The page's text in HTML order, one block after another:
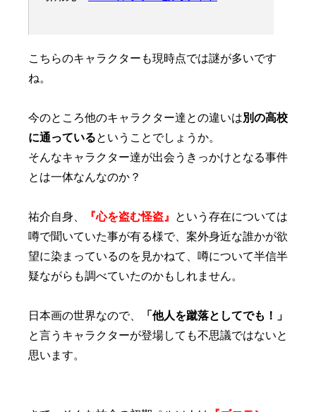
こちらのキャラクターも現時点では謎が多いです
ね。
今のところ他のキャラクター達との違いは別の高校
に通っているということでしょうか。
そんなキャラクター達が出会うきっかけとなる事件
とは一体なんなのか？
祐介自身、 『心を盗む怪盗』
という存在については
噂で聞いていた事が有る様で、案外身近な誰かが欲
望に染まっているのを見かねて、噂について半信半
疑ながらも調べていたのかもしれません。
日本画の世界なので、
「他人を蹴落としてでも！」
と言うキャラクターが登場しても不思議ではないと
思います。